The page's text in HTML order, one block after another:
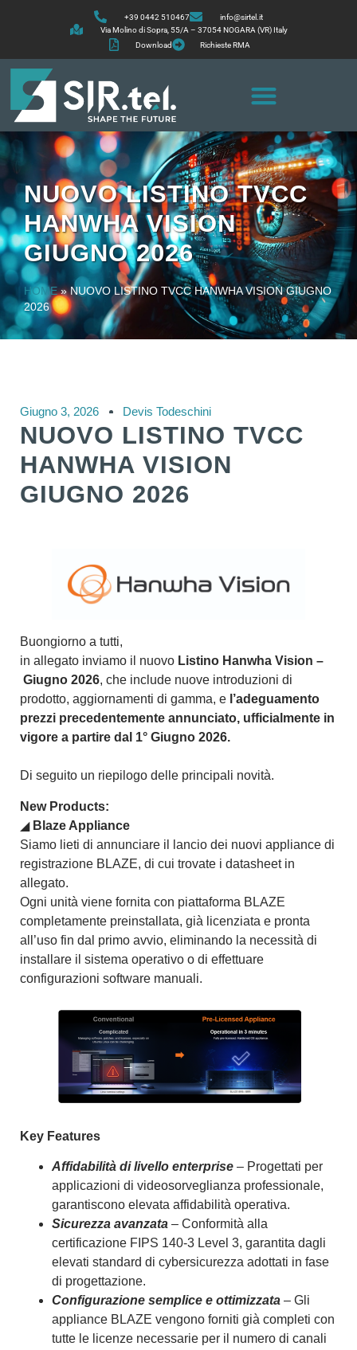
+39 0442 510467
info@sirtel.it
Via Molino di Sopra, 55/A – 37054 NOGARA (VR) Italy
Download
Richieste RMA
NUOVO LISTINO TVCC
HANWHA VISION
GIUGNO 2026
HOME»NUOVO LISTINO TVCC HANWHA VISION GIUGNO
2026
Giugno 3, 2026 Devis Todeschini
NUOVO LISTINO TVCC
HANWHA VISION
GIUGNO 2026
Buongiorno a tutti,
in allegato inviamo il nuovo Listino Hanwha Vision –
Giugno 2026, che include nuove introduzioni di
prodotto, aggiornamenti di gamma, e l’adeguamento
prezzi precedentemente annunciato, ufficialmente in
vigore a partire dal 1° Giugno 2026.
Di seguito un riepilogo delle principali novità.
New Products:
◢ Blaze Appliance
Siamo lieti di annunciare il lancio dei nuovi appliance di
registrazione BLAZE, di cui trovate i datasheet in
allegato.
Ogni unità viene fornita con piattaforma BLAZE
completamente preinstallata, già licenziata e pronta
all’uso fin dal primo avvio, eliminando la necessità di
installare il sistema operativo o di effettuare
configurazioni software manuali.
Key Features
Affidabilità di livello enterprise – Progettati per
applicazioni di videosorveglianza professionale,
garantiscono elevata affidabilità operativa.
Sicurezza avanzata – Conformità alla
certificazione FIPS 140-3 Level 3, garantita dagli
elevati standard di cybersicurezza adottati in fase
di progettazione.
Configurazione semplice e ottimizzata – Gli
appliance BLAZE vengono forniti già completi con
tutte le licenze necessarie per il numero di canali